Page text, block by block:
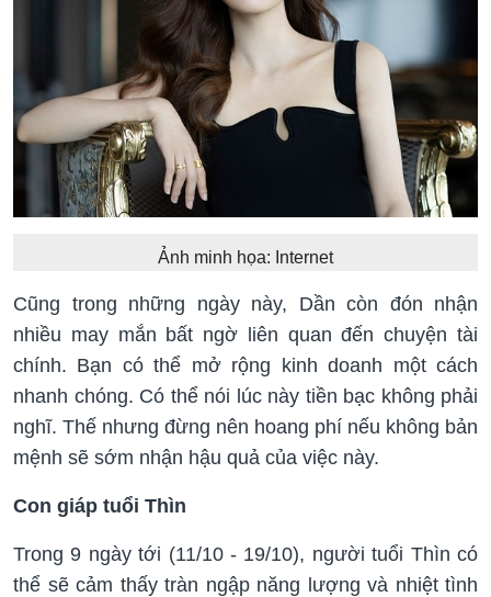
Ảnh minh họa: Internet
Cũng trong những ngày này, Dần còn đón nhận
nhiều may mắn bất ngờ liên quan đến chuyện tài
chính. Bạn có thể mở rộng kinh doanh một cách
nhanh chóng. Có thể nói lúc này tiền bạc không phải
nghĩ. Thế nhưng đừng nên hoang phí nếu không bản
mệnh sẽ sớm nhận hậu quả của việc này.
Con giáp tuổi Thìn
Trong 9 ngày tới (11/10 - 19/10), người tuổi Thìn có
thể sẽ cảm thấy tràn ngập năng lượng và nhiệt tình